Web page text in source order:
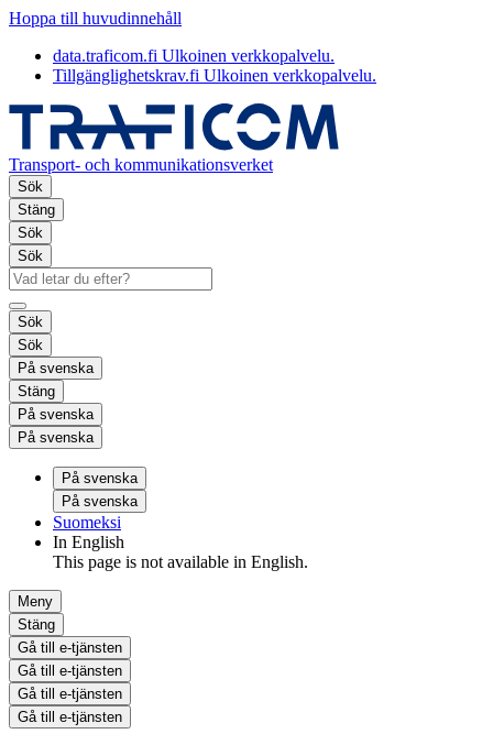
Hoppa till huvudinnehåll
data.traficom.fi Ulkoinen verkkopalvelu.
Tillgänglighetskrav.fi Ulkoinen verkkopalvelu.
Transport- och kommunikationsverket
Sök
Stäng
Sök
Sök
Sök
Sök
På svenska
Stäng
På svenska
På svenska
På svenska
På svenska
Suomeksi
In English
This page is not available in English.
Meny
Stäng
Gå till e-tjänsten
Gå till e-tjänsten
Gå till e-tjänsten
Gå till e-tjänsten